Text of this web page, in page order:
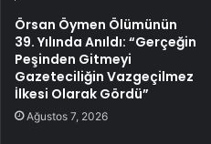
Örsan Öymen Ölümünün
39. Yılında Anıldı: “Gerçeğin
Peşinden Gitmeyi
Gazeteciliğin Vazgeçilmez
İlkesi Olarak Gördü”
Ağustos 7, 2026